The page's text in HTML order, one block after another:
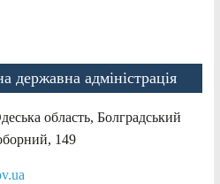
державна адміністрація
область, Болградський
149